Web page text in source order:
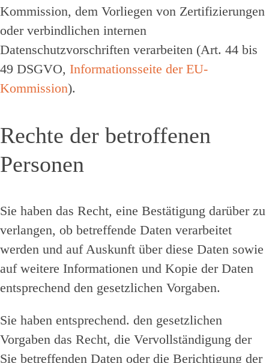
Kommission, dem Vorliegen von Zertifizierungen
oder verbindlichen internen
Datenschutzvorschriften verarbeiten (Art. 44 bis
49 DSGVO, Informationsseite der EU-
Kommission).
Rechte der betroffenen
Personen
Sie haben das Recht, eine Bestätigung darüber zu
verlangen, ob betreffende Daten verarbeitet
werden und auf Auskunft über diese Daten sowie
auf weitere Informationen und Kopie der Daten
entsprechend den gesetzlichen Vorgaben.
Sie haben entsprechend. den gesetzlichen
Vorgaben das Recht, die Vervollständigung der
Sie betreffenden Daten oder die Berichtigung der